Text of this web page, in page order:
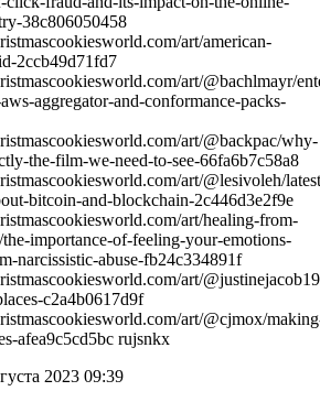
38c806050458
art/american-
2ccb49d71fd7
art/@bachlmayr/
aggregator-and-conformance-packs-
art/@backpac/why-
the-film-we-need-to-see-66fa6b7c58a8
art/@lesivoleh/
bitcoin-and-blockchain-2c446d3e2f9e
art/healing-from-
the-importance-of-feeling-your-emotions-
narcissistic-abuse-fb24c334891f
art/
c2a4b0617d9f
art/@cjmox/
afea9c5cd5bc rujsnkx
2023 09:39